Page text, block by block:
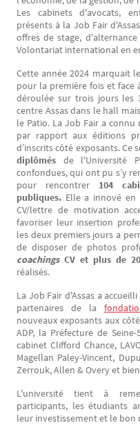
Les cabinets d'avocats,
présents à la Job Fair
offres de stage,
Volontariat international en
Cette année 2024 marquait
pour la première fois et face
déroulée sur trois jours les
centre Assas dans le hall
le Patio. La Job Fair a
par rapport aux éditions
d’inscrits côté exposants. Ce
diplômés de l'Université
confondues, qui ont pu s’y
pour rencontrer 104
publiques. Elle a innové en
CV/lettre de motivation
favoriser leur insertion
les deux premiers jours a
de disposer de photos
coachings CV et plus de
réalisés.
La Job Fair d'Assas a
partenaires de la
nouveaux exposants aux
ADP, la Préfecture de
cabinet Clifford Chance,
Magellan Paley-Vincent,
Zerrouk, Allen & Overy et
L'université tient à
participants, les étudiants
leur investissement et le bon